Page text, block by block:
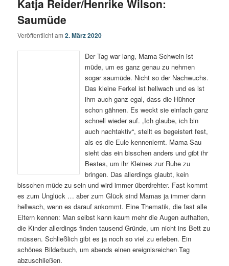
Katja Reider/Henrike Wilson:
Saumüde
Veröffentlicht am2. März 2020
Der Tag war lang, Mama Schwein ist
müde, um es ganz genau zu nehmen
sogar saumüde. Nicht so der Nachwuchs.
Das kleine Ferkel ist hellwach und es ist
ihm auch ganz egal, dass die Hühner
schon gähnen. Es weckt sie einfach ganz
schnell wieder auf. „Ich glaube, ich bin
auch nachtaktiv“, stellt es begeistert fest,
als es die Eule kennenlernt. Mama Sau
sieht das ein bisschen anders und gibt ihr
Bestes, um ihr Kleines zur Ruhe zu
bringen. Das allerdings glaubt, kein
bisschen müde zu sein und wird immer überdrehter. Fast kommt
es zum Unglück … aber zum Glück sind Mamas ja immer dann
hellwach, wenn es darauf ankommt. Eine Thematik, die fast alle
Eltern kennen: Man selbst kann kaum mehr die Augen aufhalten,
die Kinder allerdings finden tausend Gründe, um nicht ins Bett zu
müssen. Schließlich gibt es ja noch so viel zu erleben. Ein
schönes Bilderbuch, um abends einen ereignisreichen Tag
abzuschließen.